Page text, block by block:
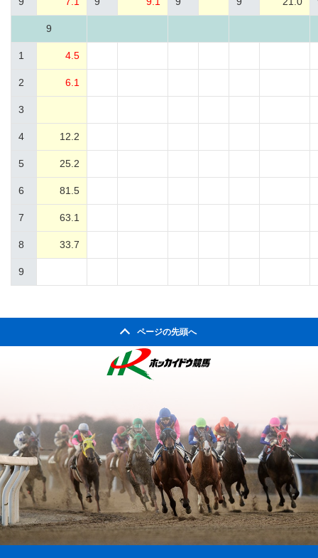
9
1 4.5
2 6.1
3
4 12.2
5 25.2
6 81.5
7 63.1
8 33.7
9
ページの先頭へ